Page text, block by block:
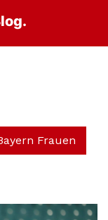
Frauen